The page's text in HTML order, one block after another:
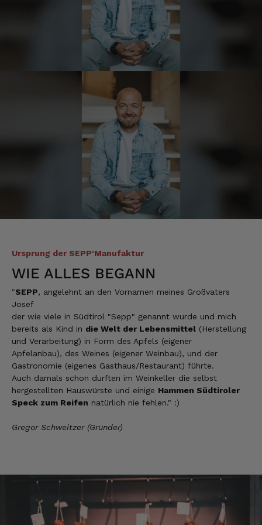
Ursprung der SEPP'Manufaktur
WIE ALLES BEGANN
"SEPP, angelehnt an den Vornamen meines Großvaters
Josef
der wie viele in Südtirol "Sepp" genannt wurde und mich
bereits als Kind in die Welt der Lebensmittel (Herstellung
und Verarbeitung) in Form des Apfels (eigener
Apfelanbau), des Weines (eigener Weinbau), und der
Gastronomie (eigenes Gasthaus/Restaurant) führte.
Auch damals schon durften im Weinkeller die selbst
hergestellten Hauswürste und einige Hammen Südtiroler
Speck zum Reifen natürlich nie fehlen." :)
Gregor Schweitzer (Gründer)
Verifizierter Kunde
Seit ich SEPP-Manufaktur kenne, bestelle ich
nur noch da. Große Auswahl, für jeden ist
was dabei. Für mich passt die Preis-Leistung
ebenso. Ich bleib dabei.
8.8.2026
Verifizierter Kunde
Schnelle Lieferung.Sehr zufrieden.Danke.
Verifizierter Kunde
Lecker Probierpaket, schnelle Lieferung. Top
Kerstin
Verifizierter Kunde
Die Produkte finde ich immer wieder sehr
7.8.2026
Anonym
Verifizierter Kunde
Der Schinken ist unser Favorit. Einfach
köstlich und ruckzuck aufgegessen!!!!!!!
Deshalb haben wir einen Vorrat angelegt.
1 A Qualität, preiswert und schnell. Gern
7.8.2026